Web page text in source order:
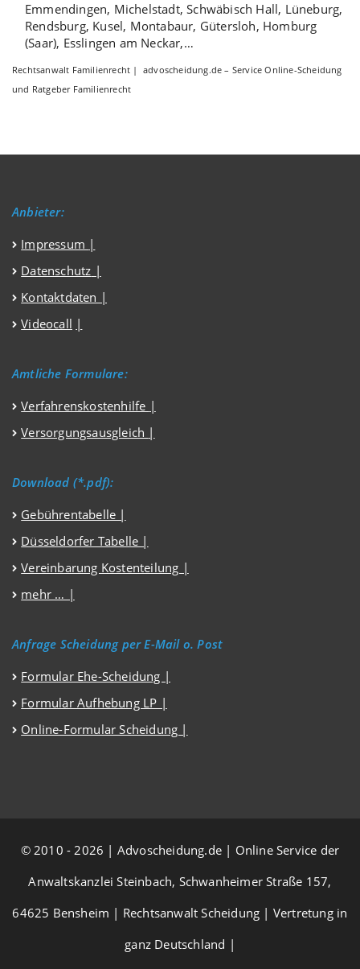
Emmendingen, Michelstadt,Schwäbisch Hall, Lüneburg,
Rendsburg, Kusel, Montabaur, Gütersloh, Homburg
(Saar), Esslingen am Neckar,…
Rechtsanwalt Familienrecht | advoscheidung.de – Service Online-Scheidung
und Ratgeber Familienrecht
Anbieter:
Impressum |
Datenschutz |
Kontaktdaten |
Videocall |
Amtliche Formulare:
Verfahrenskostenhilfe |
Versorgungsausgleich |
Download (*.pdf):
Gebührentabelle |
Düsseldorfer Tabelle |
Vereinbarung Kostenteilung |
mehr … |
Anfrage Scheidung per E-Mail o. Post
Formular Ehe-Scheidung |
Formular Aufhebung LP |
Online-Formular Scheidung |
© 2010 - 2026 | Advoscheidung.de | Online Service der
Anwaltskanzlei Steinbach, Schwanheimer Straße 157,
64625 Bensheim | Rechtsanwalt Scheidung | Vertretung in
ganz Deutschland |